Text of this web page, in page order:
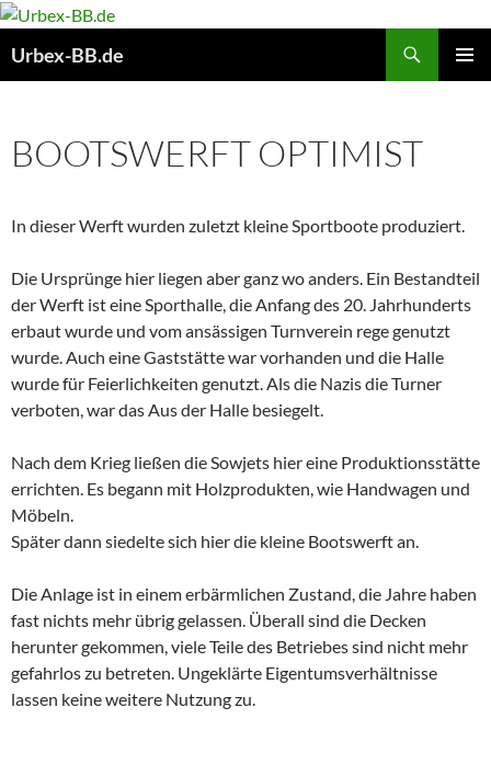
Urbex-BB.de
BOOTSWERFT OPTIMIST
In dieser Werft wurden zuletzt kleine Sportboote produziert.
Die Ursprünge hier liegen aber ganz wo anders. Ein Bestandteil
der Werft ist eine Sporthalle, die Anfang des 20. Jahrhunderts
erbaut wurde und vom ansässigen Turnverein rege genutzt
wurde. Auch eine Gaststätte war vorhanden und die Halle
wurde für Feierlichkeiten genutzt. Als die Nazis die Turner
verboten, war das Aus der Halle besiegelt.
Nach dem Krieg ließen die Sowjets hier eine Produktionsstätte
errichten. Es begann mit Holzprodukten, wie Handwagen und
Möbeln.
Später dann siedelte sich hier die kleine Bootswerft an.
Die Anlage ist in einem erbärmlichen Zustand, die Jahre haben
fast nichts mehr übrig gelassen. Überall sind die Decken
herunter gekommen, viele Teile des Betriebes sind nicht mehr
gefahrlos zu betreten. Ungeklärte Eigentumsverhältnisse
lassen keine weitere Nutzung zu.